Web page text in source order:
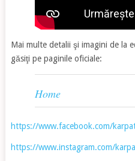
Mai multe detalii şi imagini de la
găsiţi pe paginile oficiale:
Home
https://www.facebook.com/
https://www.instagram.com/